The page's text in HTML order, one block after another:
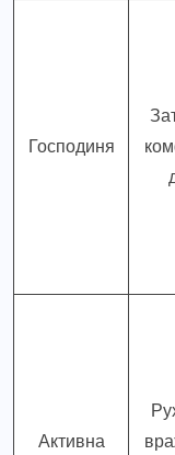
Господиня
Активна